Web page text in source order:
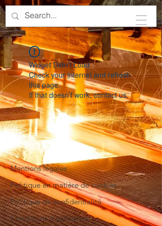
Widget Didn’t Load
Check your internet and refresh
this page.
If that doesn’t work, contact us.
Mentions légales
Politique en matière de cookies
Politique de confidentialité
Conditions d'utilisation